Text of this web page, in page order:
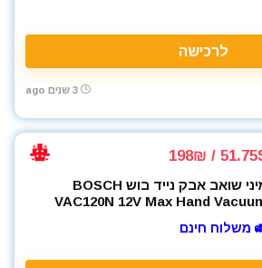
לרכישה
3 שנים ago
51.75$ /
מיני שואב אבק נייד בוש BOSCH
VAC120N 12V Max Hand
משלוח חינם